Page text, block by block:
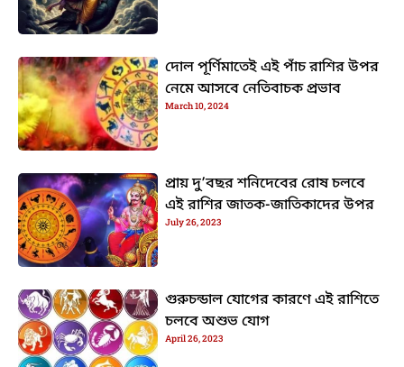
দোল পূর্ণিমাতেই এই পাঁচ রাশির উপর
নেমে আসবে নেতিবাচক প্রভাব
March 10, 2024
প্রায় দু’বছর শনিদেবের রোষ চলবে
এই রাশির জাতক-জাতিকাদের উপর
July 26, 2023
গুরুচন্ডাল যোগের কারণে এই রাশিতে
চলবে অশুভ যোগ
April 26, 2023